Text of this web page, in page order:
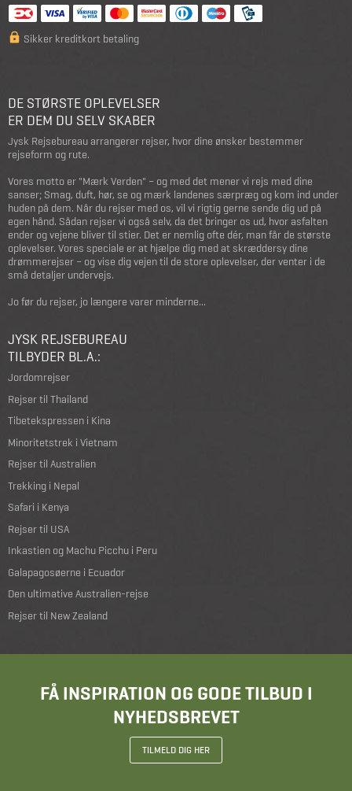
Sikker kreditkort betaling
DE STØRSTE OPLEVELSER
ER DEM DU SELV SKABER
Jysk Rejsebureau arrangerer rejser, hvor dine ønsker bestemmer
rejseform og rute.
Vores motto er "Mærk Verden" – og med det mener vi rejs med dine
sanser; Smag, duft, hør, se og mærk landenes særpræg og kom ind under
huden på dem. Når du rejser med os, vil vi rigtig gerne sende dig ud på
egen hånd. Sådan rejser vi også selv, da det bringer os ud, hvor asfalten
ender og vejene bliver til stier. Det er nemlig ofte dér, man får de største
oplevelser. Vores speciale er at hjælpe dig med at skræddersy dine
drømmerejser – og vise dig vejen til de store oplevelser, der venter i de
små detaljer undervejs.
Jo før du rejser, jo længere varer minderne...
JYSK REJSEBUREAU
TILBYDER BL.A.:
Jordomrejser
Rejser til Thailand
Tibetekspressen i Kina
Minoritetstrek i Vietnam
Rejser til Australien
Trekking i Nepal
Safari i Kenya
Rejser til USA
Inkastien og Machu Picchu i Peru
Galapagosøerne i Ecuador
Den ultimative Australien-rejse
Rejser til New Zealand
FÅ INSPIRATION OG GODE TILBUD I
NYHEDSBREVET
TILMELD DIG HER